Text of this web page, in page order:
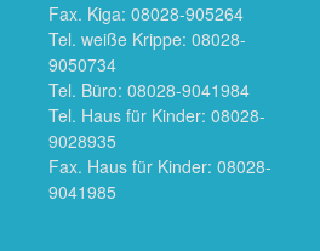
Fax. Kiga: 08028-905264
Tel. weiße Krippe: 08028-
9050734
Tel. Büro: 08028-9041984
Tel. Haus für Kinder: 08028-
9028935
Fax. Haus für Kinder: 08028-
9041985